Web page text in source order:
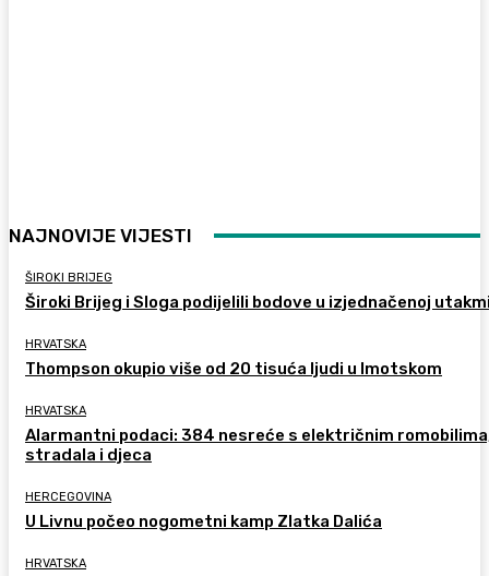
NAJNOVIJE VIJESTI
ŠIROKI BRIJEG
Široki Brijeg i Sloga podijelili bodove u izjednačenoj
HRVATSKA
Thompson okupio više od 20 tisuća ljudi u Imotskom
HRVATSKA
Alarmantni podaci: 384 nesreće s električnim
stradala i djeca
HERCEGOVINA
U Livnu počeo nogometni kamp Zlatka Dalića
HRVATSKA